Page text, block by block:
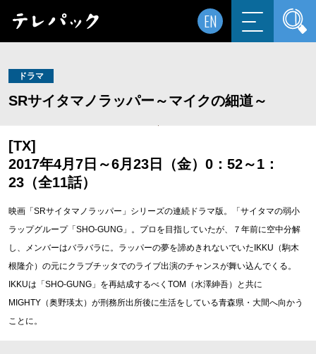
EN
ドラマ
SRサイタマノラッパー～マイクの細道～
[TX]
2017年4月7日～6月23日（金）0：52～1：
23（全11話）
映画「SRサイタマノラッパー」シリーズの連続ドラマ版。「サイタマの弱小
ラップグループ「SHO-GUNG」。プロを目指していたが、７年前に空中分解
し、メンバーはバラバラに。ラッパーの夢を諦めきれないでいたIKKU（駒木
根隆介）の元にクラブチッタでのライブ出演のチャンスが舞い込んでくる。
IKKUは「SHO-GUNG」を再結成するべくTOM（水澤紳吾）と共に
MIGHTY（奥野瑛太）が刑務所出所後に生活をしている青森県・大間へ向かう
ことに。